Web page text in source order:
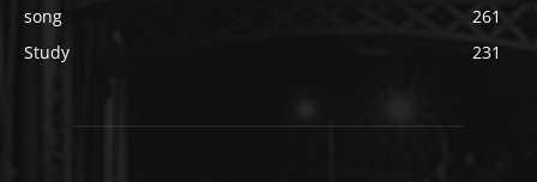
song
261
Study
231